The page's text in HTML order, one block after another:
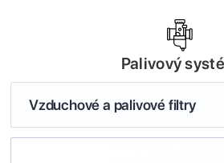
Palivový
Vzduchové a palivové filtry